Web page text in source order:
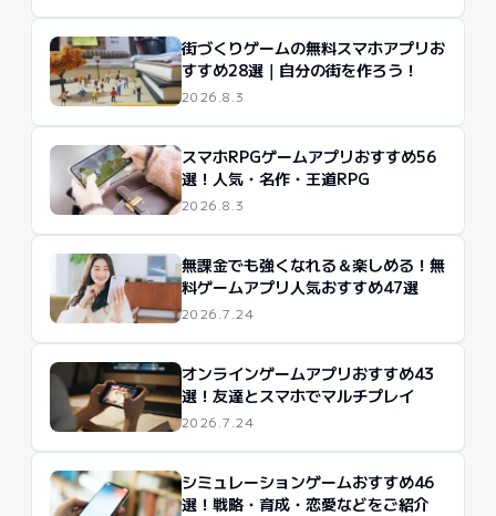
街づくりゲームの無料スマホアプリお
すすめ28選｜自分の街を作ろう！
2026.8.3
スマホRPGゲームアプリおすすめ56
選！人気・名作・王道RPG
2026.8.3
無課金でも強くなれる＆楽しめる！無
料ゲームアプリ人気おすすめ47選
2026.7.24
オンラインゲームアプリおすすめ43
選！友達とスマホでマルチプレイ
2026.7.24
シミュレーションゲームおすすめ46
選！戦略・育成・恋愛などをご紹介